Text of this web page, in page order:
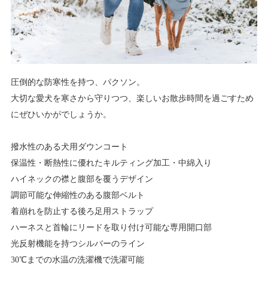
圧倒的な防寒性を持つ、パクソン。
大切な愛犬を寒さから守りつつ、楽しいお散歩時間を過ごすため
にぜひいかがでしょうか。
撥水性のある犬用ダウンコート
保温性・断熱性に優れたキルティング加工・中綿入り
ハイネックの襟と腹部を覆うデザイン
調節可能な伸縮性のある腹部ベルト
着崩れを防止する後ろ足用ストラップ
ハーネスと首輪にリードを取り付け可能な専用開口部
光反射機能を持つシルバーのライン
30℃までの水温の洗濯機で洗濯可能